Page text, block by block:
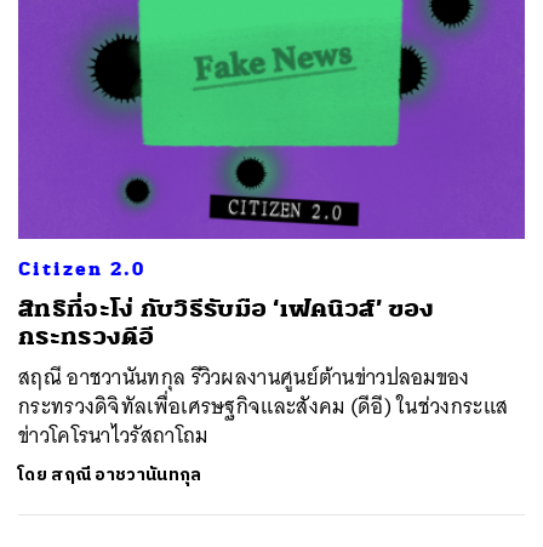
Citizen 2.0
สิทธิที่จะโง่ กับวิธีรับมือ ‘เฟคนิวส์’ ของ
กระทรวงดีอี
สฤณี อาชวานันทกุล รีวิวผลงานศูนย์ต้านข่าวปลอมของ
กระทรวงดิจิทัลเพื่อเศรษฐกิจและสังคม (ดีอี) ในช่วงกระแส
ข่าวโคโรนาไวรัสถาโถม
โดย สฤณี อาชวานันทกุล
ค้นหา
SHARE TWEET LINE EMAIL